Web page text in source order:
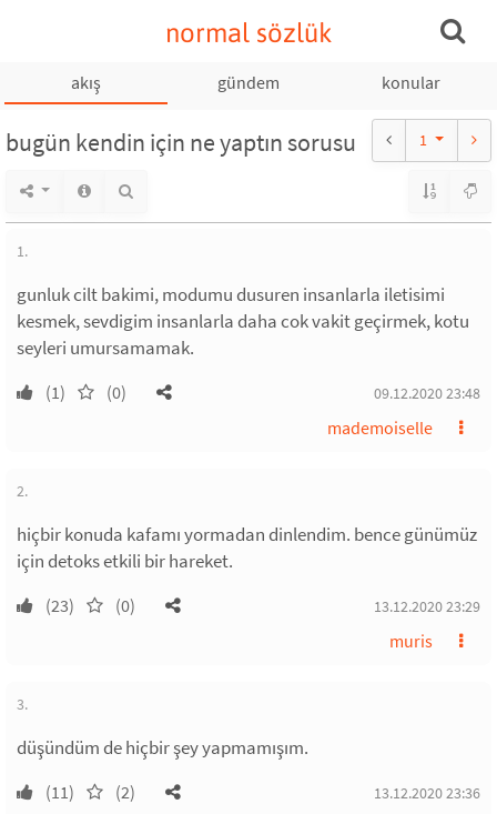
normal sözlük
akış gündem konular
bugün kendin için ne yaptın sorusu 1
1.
gunluk cilt bakimi, modumu dusuren insanlarla iletisimi
kesmek, sevdigim insanlarla daha cok vakit geçirmek, kotu
seyleri umursamamak.
(1) (0) 09.12.2020 23:48
mademoiselle
2.
hiçbir konuda kafamı yormadan dinlendim. bence günümüz
için detoks etkili bir hareket.
(23) (0) 13.12.2020 23:29
muris
3.
düşündüm de hiçbir şey yapmamışım.
(11) (2) 13.12.2020 23:36